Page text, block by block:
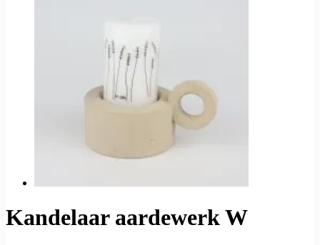
Kandelaar aardewerk W